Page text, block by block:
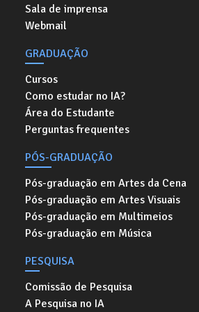
Sala de imprensa
Webmail
GRADUAÇÃO
Cursos
Como estudar no IA?
Área do Estudante
Perguntas frequentes
PÓS-GRADUAÇÃO
Pós-graduação em Artes da Cena
Pós-graduação em Artes Visuais
Pós-graduação em Multimeios
Pós-graduação em Música
PESQUISA
Comissão de Pesquisa
A Pesquisa no IA